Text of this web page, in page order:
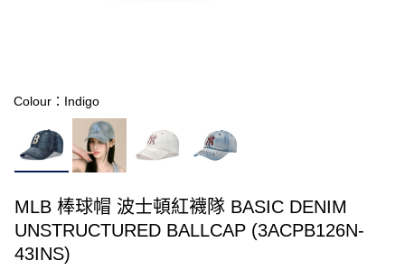
Colour：Indigo
MLB 棒球帽 波士頓紅襪隊 BASIC DENIM
UNSTRUCTURED BALLCAP (3ACPB126N-
43INS)